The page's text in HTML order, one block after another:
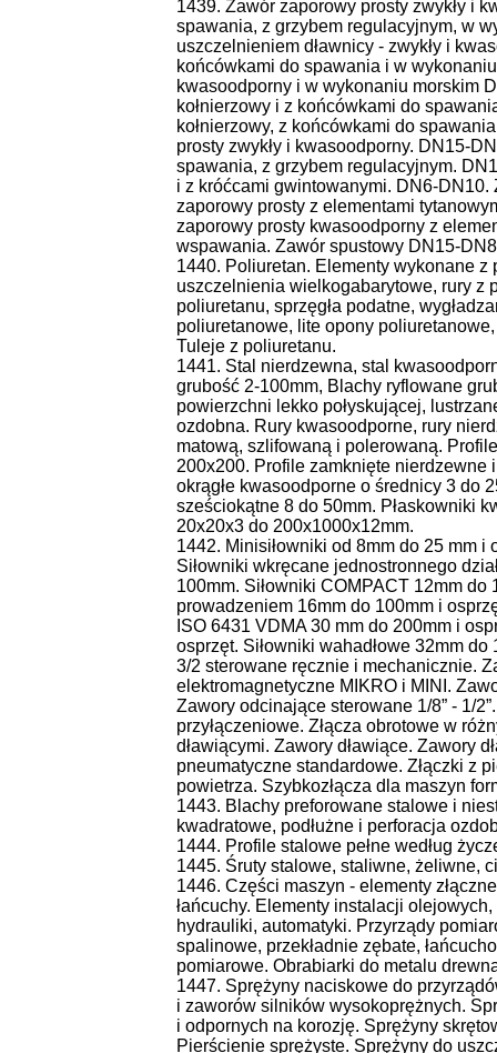
1439. Zawór zaporowy prosty zwykły i
spawania, z grzybem regulacyjnym, w
uszczelnieniem dławnicy - zwykły i
końcówkami do spawania i w
kwasoodporny i w wykonaniu morskim
kołnierzowy i z końcówkami do
kołnierzowy, z końcówkami do
prosty zwykły i kwasoodporny. DN15-
spawania, z grzybem regulacyjnym.
i z króćcami gwintowanymi. DN6-
zaporowy prosty z elementami
zaporowy prosty kwasoodporny z
wspawania. Zawór spustowy DN15-
1440. Poliuretan. Elementy wykonane
uszczelnienia wielkogabarytowe, rury z
poliuretanu, sprzęgła podatne,
poliuretanowe, lite opony
Tuleje z poliuretanu.
1441. Stal nierdzewna, stal
grubość 2-100mm, Blachy ryflowane
powierzchni lekko połyskującej,
ozdobna. Rury kwasoodporne, rury
matową, szlifowaną i polerowaną.
200x200. Profile zamknięte nierdzewne
okrągłe kwasoodporne o średnicy 3 do
sześciokątne 8 do 50mm. Płaskowniki
20x20x3 do 200x1000x12mm.
1442. Minisiłowniki od 8mm do 25 mm
Siłowniki wkręcane jednostronnego
100mm. Siłowniki COMPACT 12mm
prowadzeniem 16mm do 100mm i
ISO 6431 VDMA 30 mm do 200mm i
osprzęt. Siłowniki wahadłowe 32mm
3/2 sterowane ręcznie i mechanicznie.
elektromagnetyczne MIKRO i MINI.
Zawory odcinające sterowane 1/8” - 1/
przyłączeniowe. Złącza obrotowe w
dławiącymi. Zawory dławiące. Zawory
pneumatyczne standardowe. Złączki z
powietrza. Szybkozłącza dla maszyn
1443. Blachy preforowane stalowe i
kwadratowe, podłużne i perforacja
1444. Profile stalowe pełne według
1445. Śruty stalowe, staliwne, żeliwne,
1446. Części maszyn - elementy
łańcuchy. Elementy instalacji
hydrauliki, automatyki. Przyrządy
spalinowe, przekładnie zębate,
pomiarowe. Obrabiarki do metalu
1447. Sprężyny naciskowe do
i zaworów silników wysokoprężnych.
i odpornych na korozję. Sprężyny
Pierścienie sprężyste. Sprężyny do